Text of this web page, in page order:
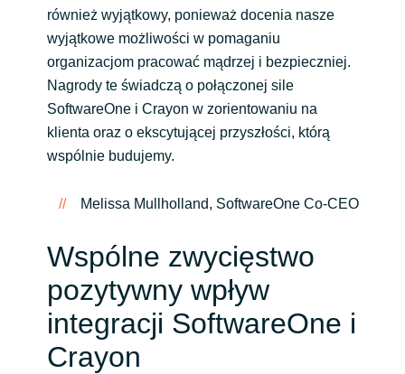
również wyjątkowy, ponieważ docenia nasze
wyjątkowe możliwości w pomaganiu
organizacjom pracować mądrzej i bezpieczniej.
Nagrody te świadczą o połączonej sile
SoftwareOne i Crayon w zorientowaniu na
klienta oraz o ekscytującej przyszłości, którą
wspólnie budujemy.
//Melissa Mullholland, SoftwareOne Co-CEO
Wspólne zwycięstwo
pozytywny wpływ
integracji SoftwareOne i
Crayon